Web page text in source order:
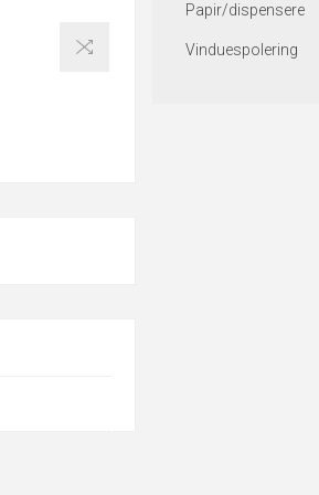
Papir/dispensere
Vinduespolering